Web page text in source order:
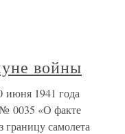
войны
1941 года
0035 «О факте
границу самолета